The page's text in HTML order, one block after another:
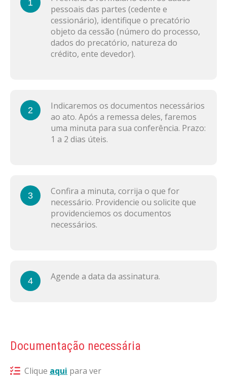
1
pessoais das partes (cedente e
cessionário), identifique o precatório
objeto da cessão (número do processo,
dados do precatório, natureza do
crédito, ente devedor).
2
Indicaremos os documentos necessários
ao ato. Após a remessa deles, faremos
uma minuta para sua conferência. Prazo:
1 a 2 dias úteis.
3
Confira a minuta, corrija o que for
necessário. Providencie ou solicite que
providenciemos os documentos
necessários.
4 Agende a data da assinatura.
Documentação necessária
Clique aqui para ver